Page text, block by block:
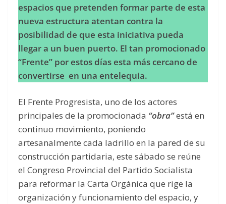
espacios que pretenden formar parte de esta
nueva estructura atentan contra la
posibilidad de que esta iniciativa pueda
llegar a un buen puerto. El tan promocionado
“Frente” por estos días esta más cercano de
convertirse en una entelequia.
El Frente Progresista, uno de los actores
principales de la promocionada “obra”está en
continuo movimiento, poniendo
artesanalmente cada ladrillo en la pared de su
construcción partidaria, este sábado se reúne
el Congreso Provincial del Partido Socialista
para reformar la Carta Orgánica que rige la
organización y funcionamiento del espacio, y